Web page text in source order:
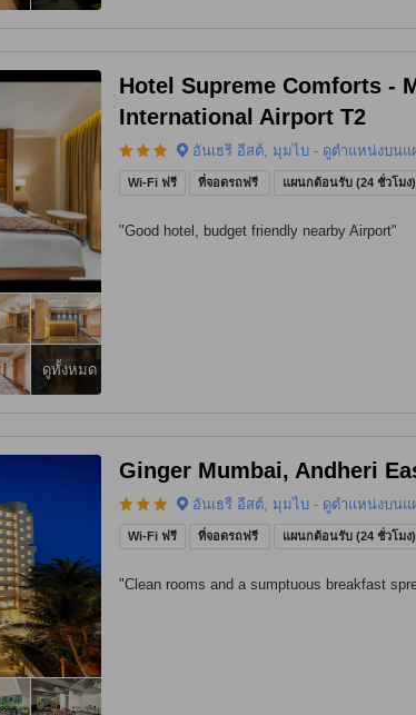
ดูทั้งหมด
Hotel Supreme Comforts -
International Airport T2
อันเธรี อีสต์, มุมไบ - ดูตำแหน่งบน
Wi-Fi ฟรี ที่จอดรถฟรี แผนกต้อนรับ (24 ชั่วโมง)
"Good hotel, budget friendly nearby Airport"
Ginger Mumbai, Andheri
อันเธรี อีสต์, มุมไบ - ดูตำแหน่งบน
Wi-Fi ฟรี ที่จอดรถฟรี แผนกต้อนรับ (24 ชั่วโมง)
"Clean rooms and a sumptuous breakfast